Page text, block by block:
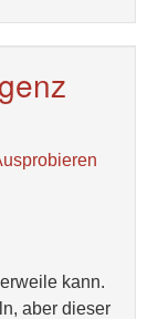
kann.
aber dieser